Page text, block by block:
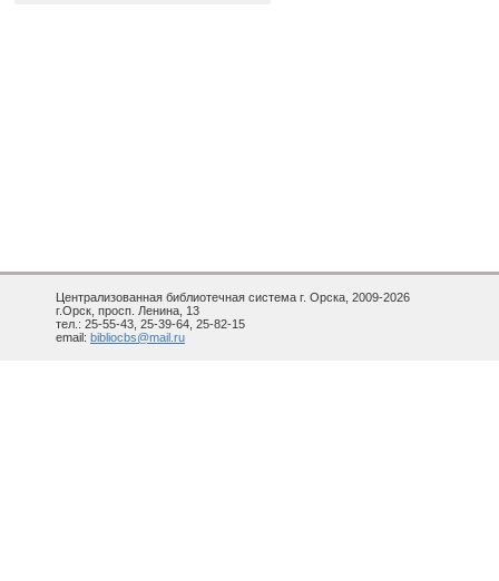
Централизованная библиотечная система г. Орска, 2009-2026
г.Орск, просп. Ленина, 13
тел.: 25-55-43, 25-39-64, 25-82-15
email: bibliocbs@mail.ru